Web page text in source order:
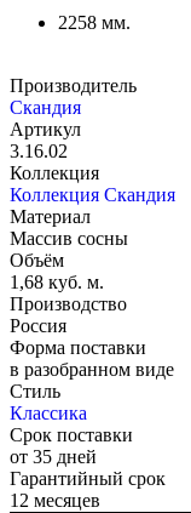
2258 мм.
Производитель
Скандия
Артикул
3.16.02
Коллекция
Коллекция Скандия
Материал
Массив сосны
Объём
1,68 куб. м.
Производство
Россия
Форма поставки
в разобранном виде
Стиль
Классика
Срок поставки
от 35 дней
Гарантийный срок
12 месяцев